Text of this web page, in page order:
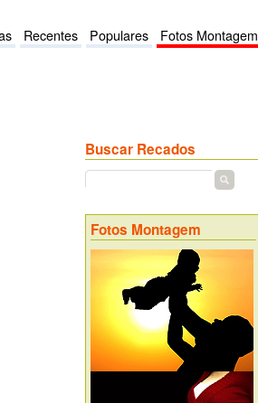
Recentes Populares Fotos Montagem
Buscar Recados
Fotos Montagem